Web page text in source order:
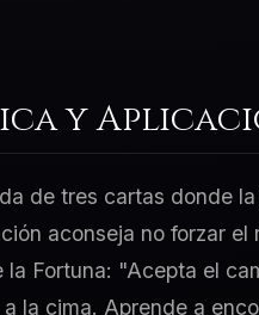
y
de tres cartas donde
aconseja no forzar el
Fortuna: "Acepta el
la cima. Aprende a